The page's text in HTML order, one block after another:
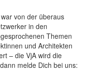
von der überaus
in den
Themen
und Architekten
– die VjA wird die
melde Dich bei uns: